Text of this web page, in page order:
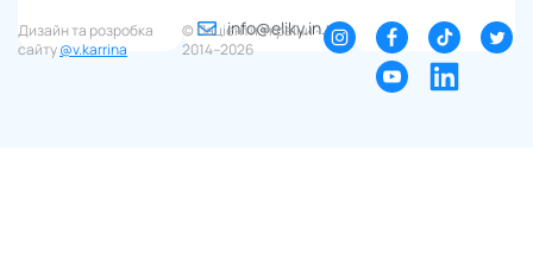
info@eliky.in.ua
Дизайн та розробка
сайту@v.karrina
© Пацієнти України ∙
2014–2026